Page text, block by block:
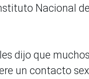
Nacional
dijo que
un contacto